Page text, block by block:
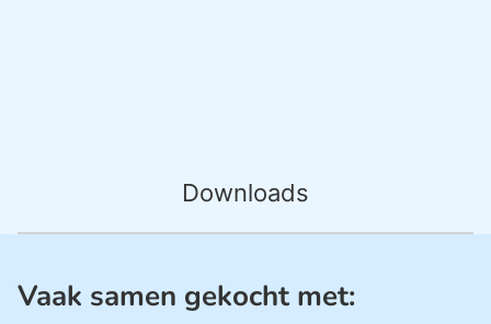
Downloads
Vaak samen gekocht met: